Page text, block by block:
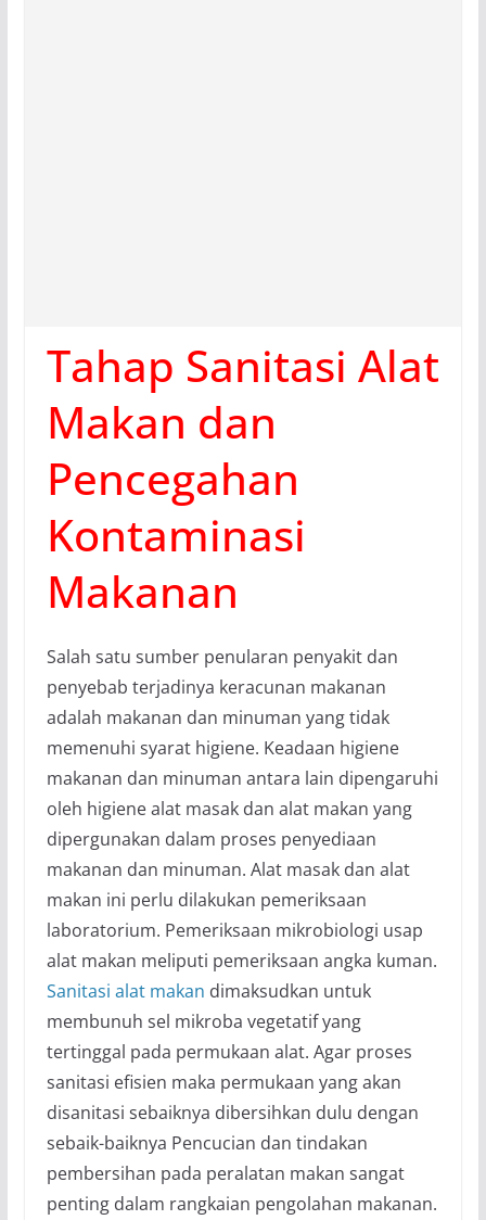
Tahap Sanitasi Alat
Makan dan
Pencegahan
Kontaminasi
Makanan
Salah satu sumber penularan penyakit dan
penyebab terjadinya keracunan makanan
adalah makanan dan minuman yang tidak
memenuhi syarat higiene. Keadaan higiene
makanan dan minuman antara lain dipengaruhi
oleh higiene alat masak dan alat makan yang
dipergunakan dalam proses penyediaan
makanan dan minuman. Alat masak dan alat
makan ini perlu dilakukan pemeriksaan
laboratorium. Pemeriksaan mikrobiologi usap
alat makan meliputi pemeriksaan angka kuman.
Sanitasi alat makan dimaksudkan untuk
membunuh sel mikroba vegetatif yang
tertinggal pada permukaan alat. Agar proses
sanitasi efisien maka permukaan yang akan
disanitasi sebaiknya dibersihkan dulu dengan
sebaik-baiknya Pencucian dan tindakan
pembersihan pada peralatan makan sangat
penting dalam rangkaian pengolahan makanan.